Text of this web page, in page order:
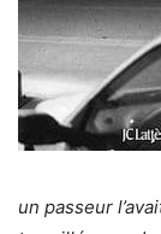
un passeur